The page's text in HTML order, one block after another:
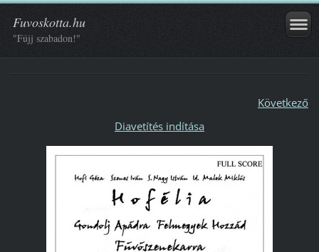
Fuvoskotta.hu
"Fújj szabadon!"
Következő
Diavetítés indítása